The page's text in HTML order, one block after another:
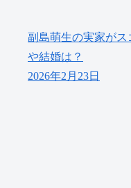
副島萌生の実家が
や結婚は？
2026年2月23日